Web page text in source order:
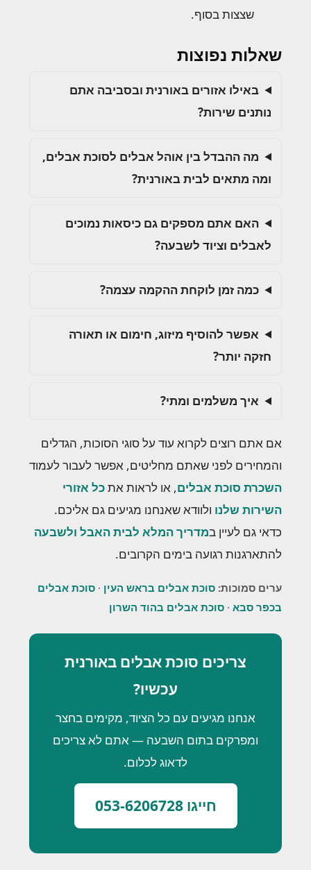
שצצות בסוף.
שאלות נפוצות
באילו אזורים באורנית ובסביבה אתם
נותנים שירות?
מה ההבדל בין אוהל אבלים לסוכת אבלים,
ומה מתאים לבית באורנית?
האם אתם מספקים גם כיסאות נמוכים
לאבלים וציוד לשבעה?
כמה זמן לוקחת ההקמה עצמה?
אפשר להוסיף מיזוג, חימום או תאורה
חזקה יותר?
איך משלמים ומתי?
אם אתם רוצים לקרוא עוד על סוגי הסוכות, הגדלים
והמחירים לפני שאתם מחליטים, אפשר לעבור לעמוד
השכרת סוכת אבלים, או לראות אתכל אזורי
השירות שלנו ולוודא שאנחנו מגיעים גם אליכם.
כדאי גם לעיין במדריך המלא לבית האבל ולשבעה
להתארגנות רגועה בימים הקרובים.
ערים סמוכות: סוכת אבלים בראש העין · סוכת אבלים
בכפר סבא · סוכת אבלים בהוד השרון
צריכים סוכת אבלים באורנית
עכשיו?
אנחנו מגיעים עם כל הציוד, מקימים בחצר
ומפרקים בתום השבעה — אתם לא צריכים
לדאוג לכלום.
חייגו 053-6206728